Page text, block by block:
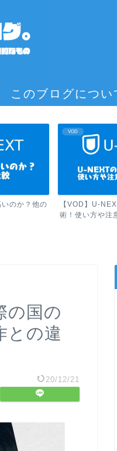
このブログについ
いのか？他の
VOD
【VOD】U-
術！使い方や注
の国の
の違
20/12/21